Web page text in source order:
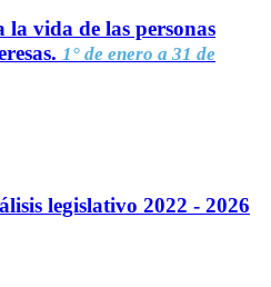
la vida de las personas
1° de enero a 31 de
legislativo 2022 - 2026